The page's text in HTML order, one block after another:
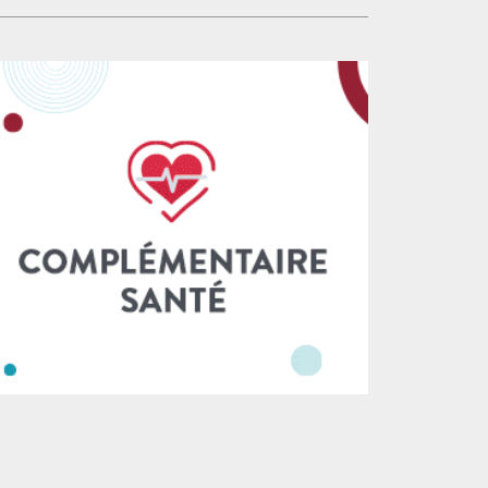
nous nous opposerons au détournement
cliniques juridiques pour faire de l’accès au
ou pire l’accès à la justice low cost. Les
de l’aide
rencontrer, de se parler, de résoudre par
; aujourd’hui c’est le règne du
et de la surveillance quand ce n’est pas
de l’exclusion d’une partie de ceux qui y
les avocats, à l’image du palais de
de Paris, high-tech aux pieds d’argile. Au-
de la forme, c’est la fonctionnalité même
est ségrégative : qu’il s’agisse de montrer
blanche à tous les étages avec un badge –
les avocats qui ne sont pas du ressort
un petit interphone qu’il faut solliciter
rencontrer greffier ou magistrat. Le CNB